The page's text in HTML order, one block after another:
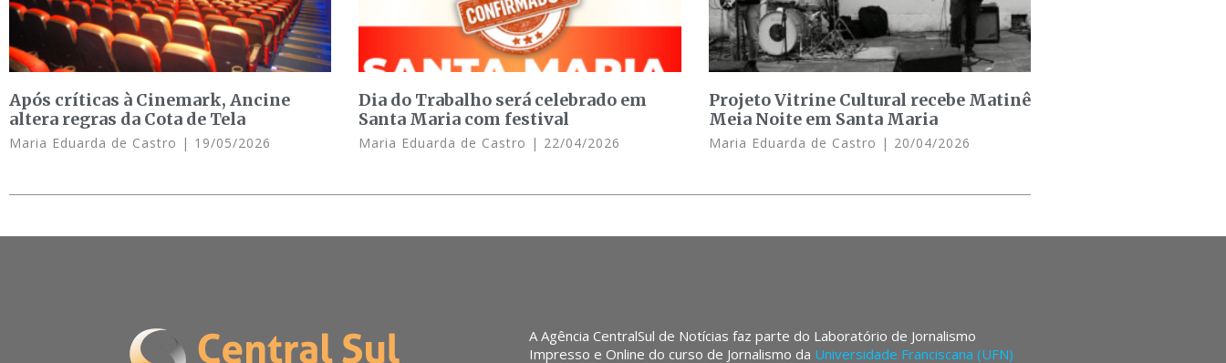
Após críticas à Cinemark, Ancine
altera regras da Cota de Tela
Maria Eduarda de Castro 19/05/2026
Dia do Trabalho será celebrado em
Santa Maria com festival
Maria Eduarda de Castro 22/04/2026
Projeto Vitrine Cultural recebe Matinê
Meia Noite em Santa Maria
Maria Eduarda de Castro 20/04/2026
A Agência CentralSul de Notícias faz parte do Laboratório de Jornalismo
Impresso e Online do curso de Jornalismo da Universidade Franciscana (UFN)